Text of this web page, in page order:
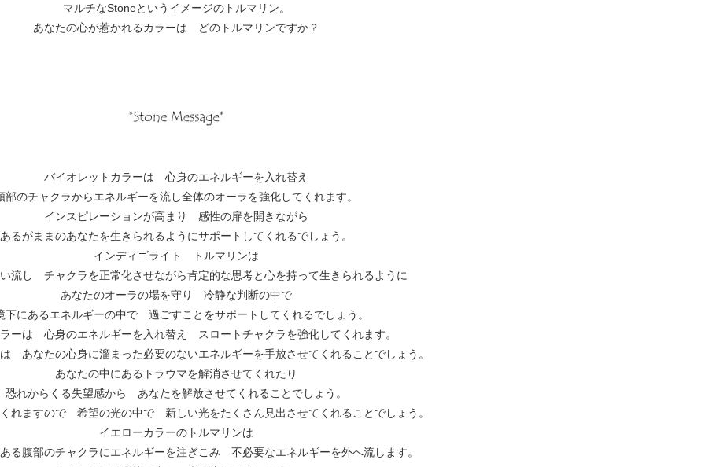
マルチなStoneというイメージのトルマリン。
あなたの心が惹かれるカラーは どのトルマリンですか？
バイオレットカラーは 心身のエネルギーを入れ替え
部のチャクラからエネルギーを流し全体のオーラを強化してくれます。
インスピレーションが高まり 感性の扉を開きながら
あるがままのあなたを生きられるようにサポートしてくれるでしょう。
インディゴライト トルマリンは
流し チャクラを正常化させながら肯定的な思考と心を持って生きられるように
あなたのオーラの場を守り 冷静な判断の中で
下にあるエネルギーの中で 過ごすことをサポートしてくれるでしょう。
ーは 心身のエネルギーを入れ替え スロートチャクラを強化してくれます。
あなたの心身に溜まった必要のないエネルギーを手放させてくれることでしょう。
あなたの中にあるトラウマを解消させてくれたり
恐れからくる失望感から あなたを解放させてくれることでしょう。
れますので 希望の光の中で 新しい光をたくさん見出させてくれることでしょう。
イエローカラーのトルマリンは
る腹部のチャクラにエネルギーを注ぎこみ 不必要なエネルギーを外へ流します。